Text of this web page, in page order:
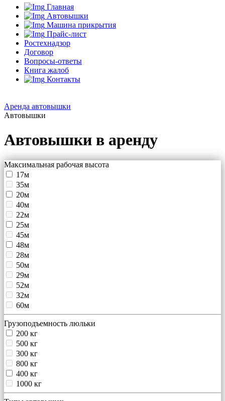
Главная
Автовышки
Машина прикрытия
Прайс-лист
Ростехнадзор
Договор
Вопросы-ответы
Книга жалоб
Контакты
Аренда автовышки
Автовышки
Автовышки в аренду
Максимальная рабочая высота
17м
35м
20м
40м
22м
25м
45м
48м
28м
50м
29м
52м
32м
60м
Грузоподъемность люльки
200 кг
500 кг
300 кг
800 кг
400 кг
1000 кг